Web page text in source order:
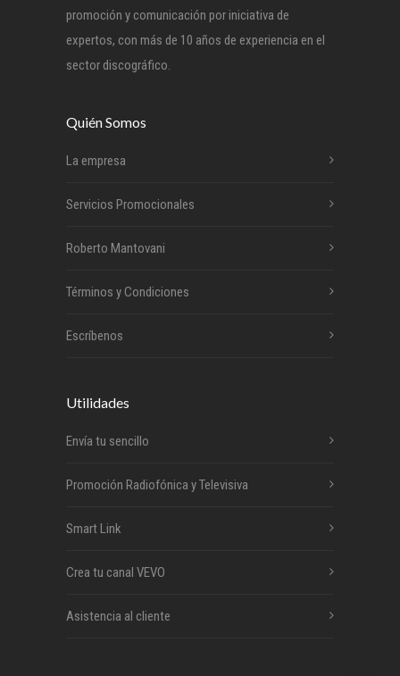
promoción y comunicación por iniciativa de
expertos, con más de 10 años de experiencia en el
sector discográfico.
Quién Somos
La empresa
Servicios Promocionales
Roberto Mantovani
Términos y Condiciones
Escríbenos
Utilidades
Envía tu sencillo
Promoción Radiofónica y Televisiva
Smart Link
Crea tu canal VEVO
Asistencia al cliente